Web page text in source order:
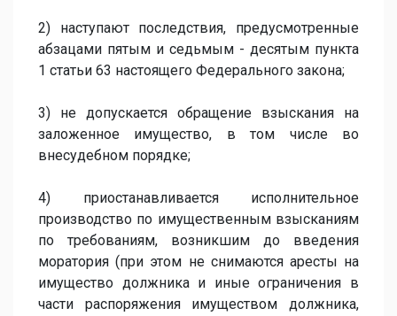
2) наступают последствия, предусмотренные
абзацами пятым и седьмым - десятым пункта
1 статьи 63 настоящего Федерального закона;
3) не допускается обращение взыскания на
заложенное имущество, в том числе во
внесудебном порядке;
4) приостанавливается исполнительное
производство по имущественным взысканиям
по требованиям, возникшим до введения
моратория (при этом не снимаются аресты на
имущество должника и иные ограничения в
части распоряжения имуществом должника,